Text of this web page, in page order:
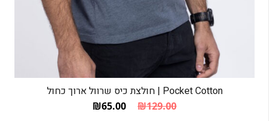
Pocket Cotton | חולצת כיס שרוול ארוך כחול
₪129.00 המחיר המקורי היה: ₪129.00.
₪65.00
המחיר הנוכחי הוא: ₪65.00.